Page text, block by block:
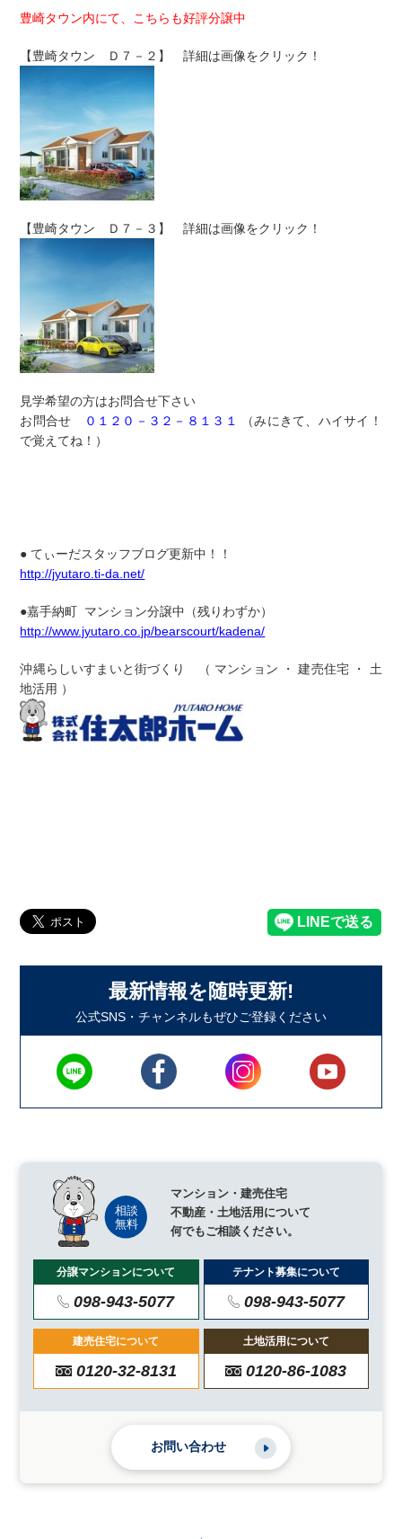
豊崎タウン内にて、こちらも好評分譲中
【豊崎タウン Ｄ７－２】 詳細は画像をクリック！
【豊崎タウン Ｄ７－３】 詳細は画像をクリック！
見学希望の方はお問合せ下さい
お問合せ
０１２０－３２－８１３１
（みにきて、ハイサイ！
で覚えてね！）
● てぃーだスタッフブログ更新中！！
http://jyutaro.ti-da.net/
●嘉手納町 マンション分譲中（残りわずか）
http://www.jyutaro.co.jp/bearscourt/kadena/
沖縄らしいすまいと街づくり
（ マンション ・ 建売住宅 ・ 土
地活用 ）
最新情報を随時更新!
公式SNS・チャンネルもぜひご登録ください
マンション・建売住宅
不動産・土地活用について
何でもご相談ください。
分譲マンションについて
098-943-5077
テナント募集について
098-943-5077
建売住宅について
0120-32-8131
土地活用について
0120-86-1083
お問い合わせ